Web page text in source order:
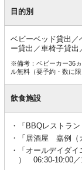
目的別
ベビーベッド貸出／
ー貸出／車椅子貸出
※備考：ベビーカー36
ル無料（要予約・数に限
飲食施設
「BBQレスト
「居酒屋 嘉例
「オールデイダ
） 06:30-10:00／